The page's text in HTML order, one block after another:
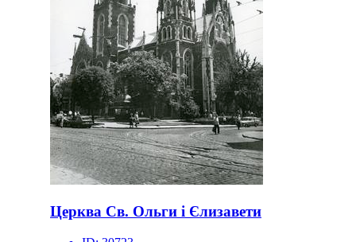
Церква Св. Ольги і Єлизавети